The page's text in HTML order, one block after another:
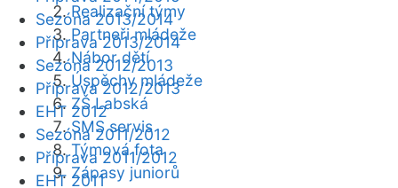
Realizační týmy
Partneři mládeže
Nábor dětí
Úspěchy mládeže
ZŠ Labská
SMS servis
Týmová fota
Zápasy juniorů
Sezóna 2013/2014
Příprava 2013/2014
Sezóna 2012/2013
Příprava 2012/2013
EHT 2012
Sezóna 2011/2012
Příprava 2011/2012
EHT 2011